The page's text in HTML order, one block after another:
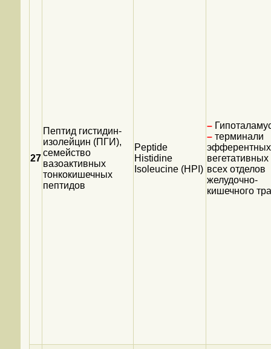
27
Пептид гистидин-
изолейцин (ПГИ),
семейство
вазоактивных
тонкокишечных
пептидов
Peptide
Histidine
Isoleucine (HPI)
–
– терминали
эфферентных
всех отделов
желудочно-
кишечного